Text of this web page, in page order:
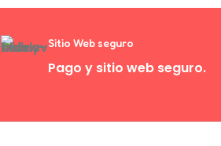
Sitio Web seguro
Pago y sitio web seguro.